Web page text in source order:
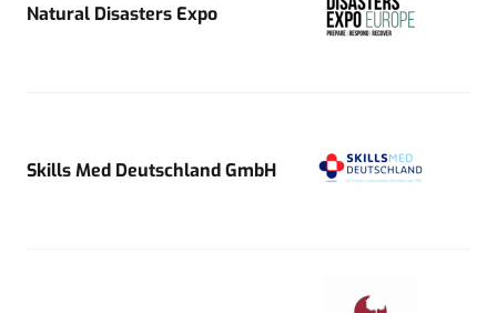
Natural Disasters Expo
Skills Med Deutschland GmbH